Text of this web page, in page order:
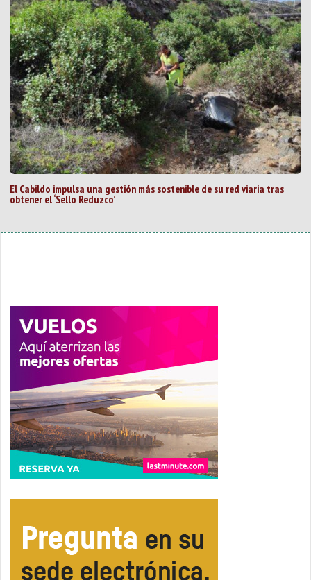
El Cabildo impulsa una gestión más sostenible de su red viaria tras
obtener el ‘Sello Reduzco’